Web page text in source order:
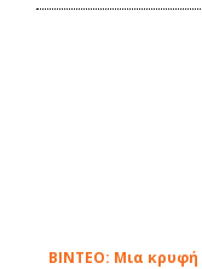
BINTEO: Μια